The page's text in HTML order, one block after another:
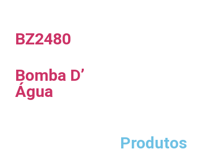
BZ2480
Bomba D’
Água
Produtos